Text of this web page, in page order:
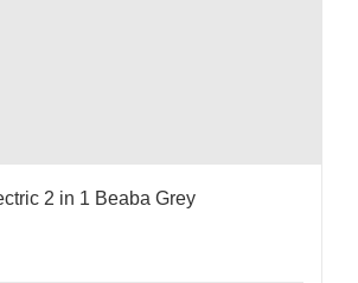
2 in 1 Beaba Grey